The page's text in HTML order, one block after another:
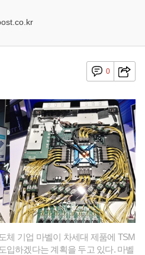
0
체 기업 마벨이 차세대 제품에 TSM
입하겠다는 계획을 두고 있다. 마벨